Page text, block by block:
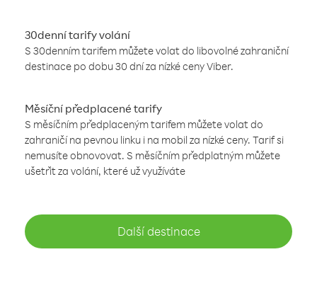
30denní tarify volání
S 30denním tarifem můžete volat do libovolné zahraniční
destinace po dobu 30 dní za nízké ceny Viber.
Měsíční předplacené tarify
S měsíčním předplaceným tarifem můžete volat do
zahraničí na pevnou linku i na mobil za nízké ceny. Tarif si
nemusíte obnovovat. S měsíčním předplatným můžete
ušetřit za volání, které už využíváte
Další destinace